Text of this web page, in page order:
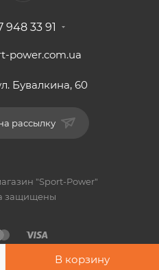
В корзину
948 33 91
power.com.ua
Бувалкина, 60
рассылку
"Sport-Power"
защищены